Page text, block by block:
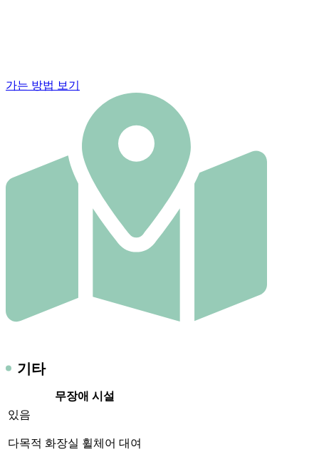
가는 방법 보기
기타
무장애 시설
있음
다목적 화장실 휠체어 대여